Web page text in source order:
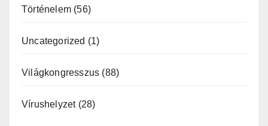
Történelem (56)
Uncategorized (1)
Világkongresszus (88)
Vírushelyzet(28)